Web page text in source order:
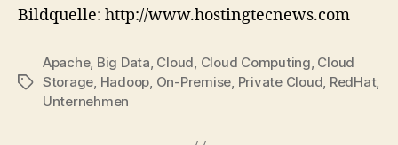
Bildquelle: http://www.hostingtecnews.com
Tags
Apache, Big Data, Cloud, Cloud Computing, Cloud
Storage, Hadoop, On-Premise, Private Cloud, RedHat,
Unternehmen